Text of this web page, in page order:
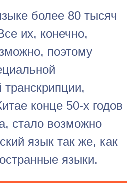
более 80 тысяч
их, конечно,
поэтому
конце 50-х годов
стало возможно
язык так же, как
языки.